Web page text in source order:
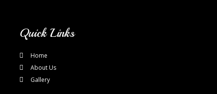
Quick Links
Home
About Us
Gallery